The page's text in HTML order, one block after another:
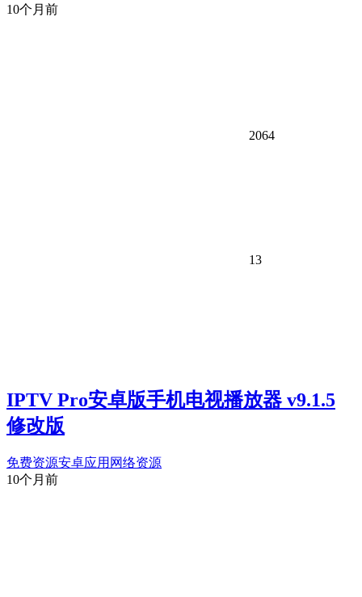
10个月前
2064
13
IPTV Pro安卓版手机电视播放器 v9.1.5
修改版
免费资源安卓应用 网络资源
10个月前